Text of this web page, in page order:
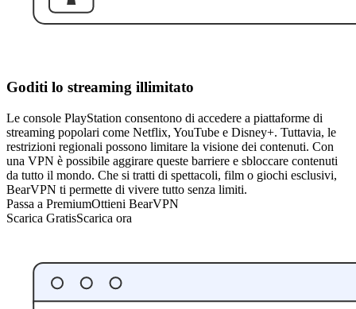
Goditi lo streaming illimitato
Le console PlayStation consentono di accedere a piattaforme di
streaming popolari come Netflix, YouTube e Disney+. Tuttavia, le
restrizioni regionali possono limitare la visione dei contenuti. Con
una VPN è possibile aggirare queste barriere e sbloccare contenuti
da tutto il mondo. Che si tratti di spettacoli, film o giochi esclusivi,
BearVPN ti permette di vivere tutto senza limiti.
Passa a PremiumOttieni BearVPN
Scarica GratisScarica ora